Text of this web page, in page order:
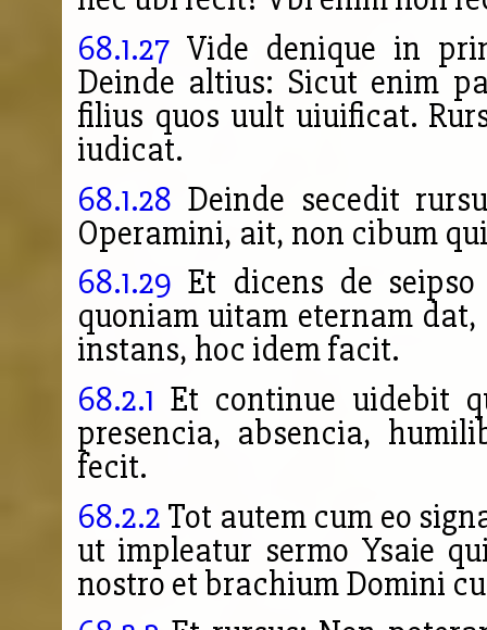
68.1.27Vide denique in
Deinde altius: Sicut enim
filius quos uult uiuificat.
iudicat.
68.1.28 Deinde secedit
Operamini, ait, non cibum
68.1.29 Et dicens de
quoniam uitam eternam
instans, hoc idem facit.
68.2.1 Et continue uidebit
presencia, absencia,
fecit.
68.2.2 Tot autem cum eo
ut impleatur sermo Ysaie
nostro et brachium Domini